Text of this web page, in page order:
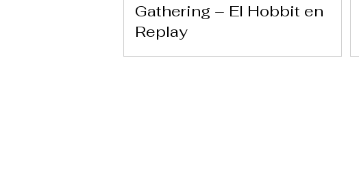
Gathering – El Hobbit en
Replay